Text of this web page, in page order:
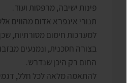
פינות ישיבה, מרפסות ועוד.
תנורי אינפרא אדום מהווים
למערכות חימום מסורתיות,
בצורה חסכנית, ונמנעים
החום רק היכן שנדרש.